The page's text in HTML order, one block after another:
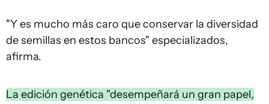
"Y es mucho más caro que conservar la diversidad
de semillas en estos bancos" especializados,
afirma.
La edición genética "desempeñará un gran papel,